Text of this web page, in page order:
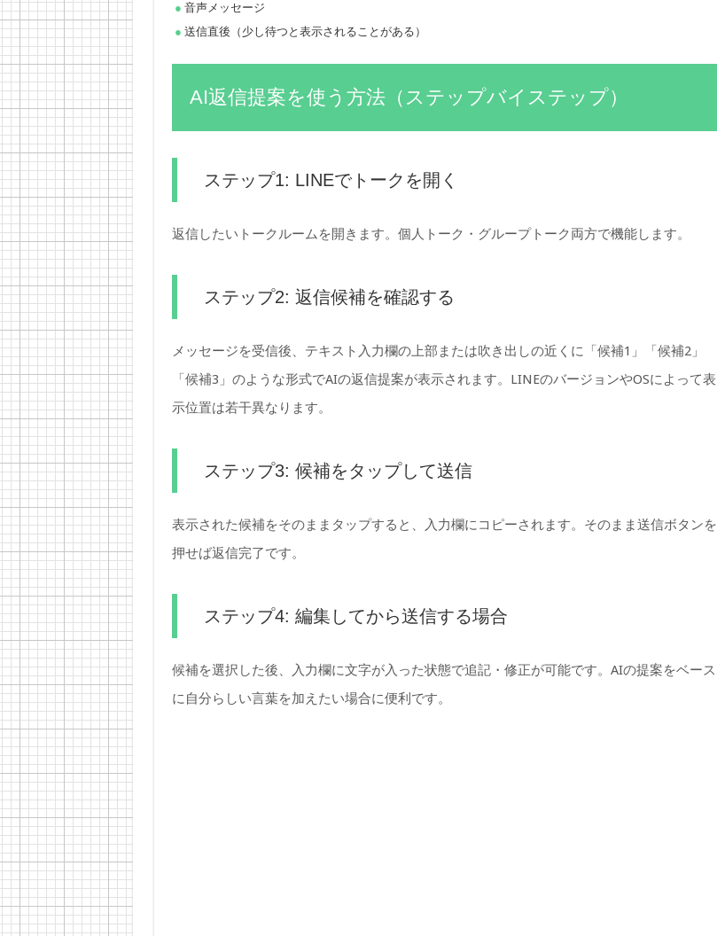
音声メッセージ
送信直後（少し待つと表示されることがある）
AI返信提案を使う方法（ステップバイステップ）
ステップ1: LINEでトークを開く
返信したいトークルームを開きます。個人トーク・グループトーク両方で機能します。
ステップ2: 返信候補を確認する
メッセージを受信後、テキスト入力欄の上部または吹き出しの近くに「候補1」「候補2」
「候補3」のような形式でAIの返信提案が表示されます。LINEのバージョンやOSによって表
示位置は若干異なります。
ステップ3: 候補をタップして送信
表示された候補をそのままタップすると、入力欄にコピーされます。そのまま送信ボタンを
押せば返信完了です。
ステップ4: 編集してから送信する場合
候補を選択した後、入力欄に文字が入った状態で追記・修正が可能です。AIの提案をベース
に自分らしい言葉を加えたい場合に便利です。